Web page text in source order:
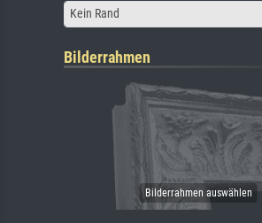
Kein Rand
Bilderrahmen